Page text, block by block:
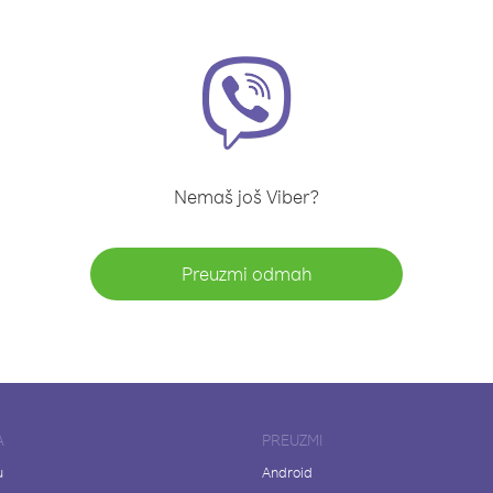
Nemaš još Viber?
Preuzmi odmah
PREUZMI
Android